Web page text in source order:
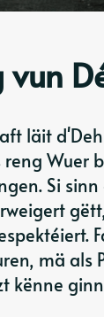
läit
Wuer
Si
mä
kënne